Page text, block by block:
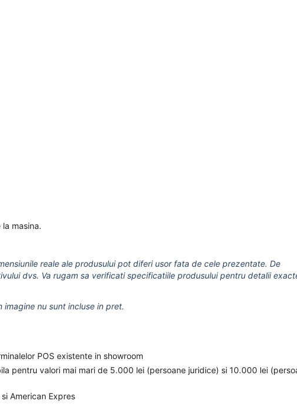
masina.
reale ale produsului pot diferi usor fata de cele prezentate. De
dvs. Va rugam sa verificati specificatiile produsului pentru detalii
nu sunt incluse in pret.
POS existente in showroom
pentru valori mai mari de 5.000 lei (persoane juridice) si 10.000 lei
American Expres